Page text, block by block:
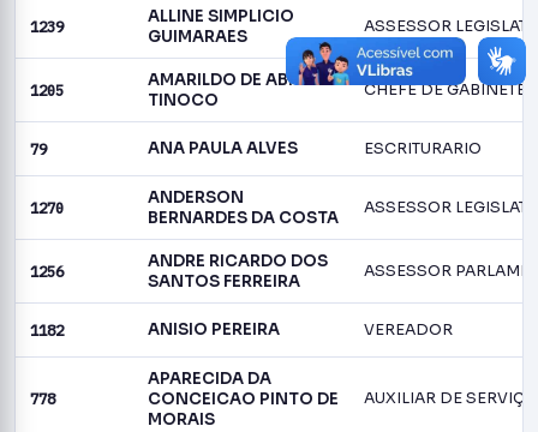
1239
ALLINE SIMPLICIO
GUIMARAES
ASSESSOR
1205
AMARILDO DE ABREU
TINOCO
CHEFE DE GABINETE
79 ANA PAULA ALVES ESCRITURARIO
1270
ANDERSON
BERNARDES DA COSTA
ASSESSOR
1256
ANDRE RICARDO DOS
SANTOS FERREIRA
ASSESSOR
1182 ANISIO PEREIRA VEREADOR
778
APARECIDA DA
CONCEICAO PINTO DE
MORAIS